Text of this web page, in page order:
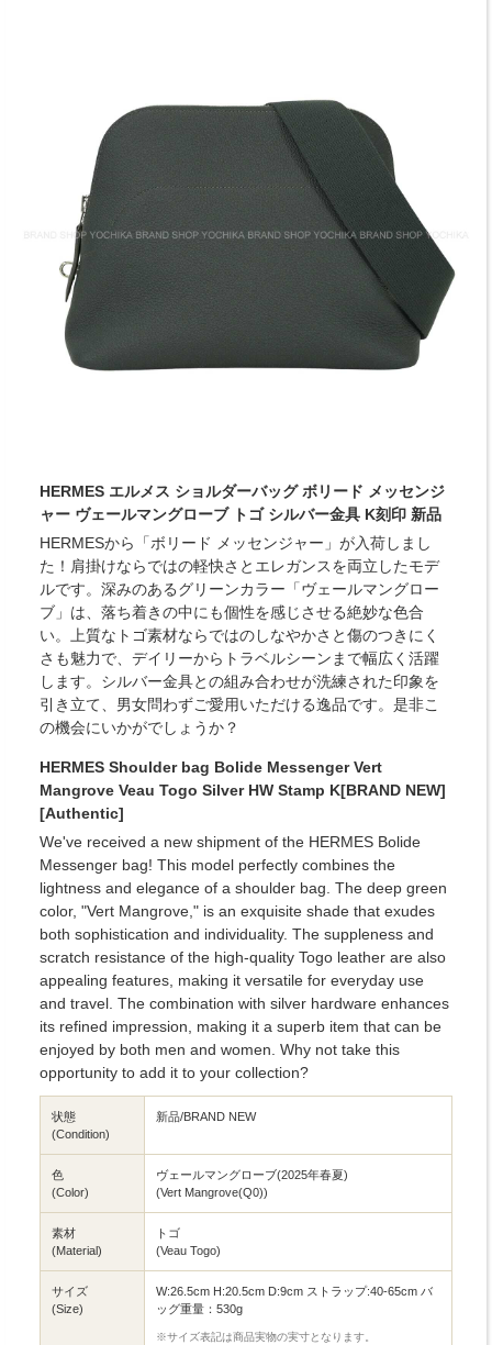
HERMES エルメス ショルダーバッグ ボリード メッセンジ
ャー ヴェールマングローブ トゴ シルバー金具 K刻印 新品
HERMESから「ボリード メッセンジャー」が入荷しまし
た！肩掛けならではの軽快さとエレガンスを両立したモデ
ルです。深みのあるグリーンカラー「ヴェールマングロー
ブ」は、落ち着きの中にも個性を感じさせる絶妙な色合
い。上質なトゴ素材ならではのしなやかさと傷のつきにく
さも魅力で、デイリーからトラベルシーンまで幅広く活躍
します。シルバー金具との組み合わせが洗練された印象を
引き立て、男女問わずご愛用いただける逸品です。是非こ
の機会にいかがでしょうか？
HERMES Shoulder bag Bolide Messenger Vert
Mangrove Veau Togo Silver HW Stamp K[BRAND NEW]
[Authentic]
We've received a new shipment of the HERMES Bolide
Messenger bag! This model perfectly combines the
lightness and elegance of a shoulder bag. The deep green
color, "Vert Mangrove," is an exquisite shade that exudes
both sophistication and individuality. The suppleness and
scratch resistance of the high-quality Togo leather are also
appealing features, making it versatile for everyday use
and travel. The combination with silver hardware enhances
its refined impression, making it a superb item that can be
enjoyed by both men and women. Why not take this
opportunity to add it to your collection?
状態
(Condition)
新品/BRAND NEW
色
(Color)
ヴェールマングローブ(2025年春夏)
(Vert Mangrove(Q0))
素材
(Material)
トゴ
(Veau Togo)
サイズ
(Size)
W:26.5cm H:20.5cm D:9cm ストラップ:40-65cm バ
ッグ重量：530g
※サイズ表記は商品実物の実寸となります。